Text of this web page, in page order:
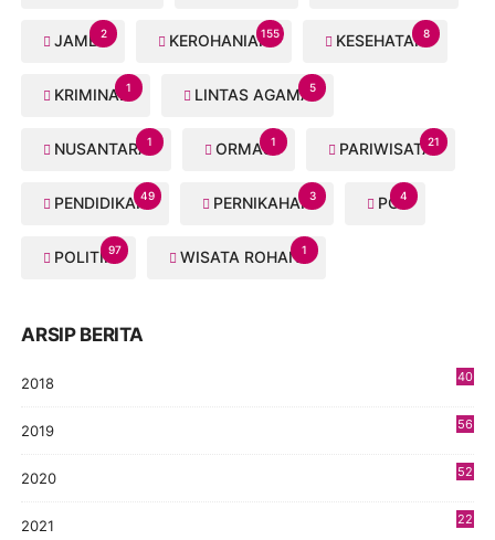
JAMBI2 KEROHANIAN155 KESEHATAN8
KRIMINAL1 LINTAS AGAMA5
NUSANTARA1 ORMAS1 PARIWISATA21
PENDIDIKAN49 PERNIKAHAN3 PGI4
POLITIK97 WISATA ROHANI1
ARSIP BERITA
2018
40
2019
56
2020
52
2021
22